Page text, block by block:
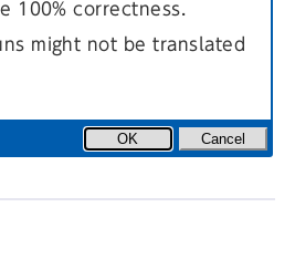
ュアル
の取り扱い方法をまとめた渋谷区避
掲載しています。
100% correctness.
might not be translated
OK Cancel